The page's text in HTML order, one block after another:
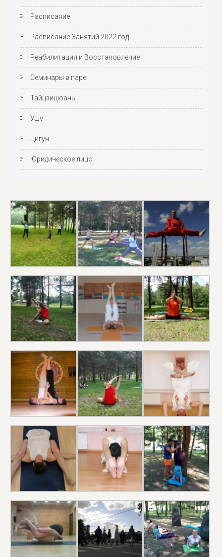
Расписание
Расписание Занятий 2022 год.
Реабилитация и Восстановление
Семинары в паре
Тайцзицюань
Ушу
Цигун
Юридическое лицо